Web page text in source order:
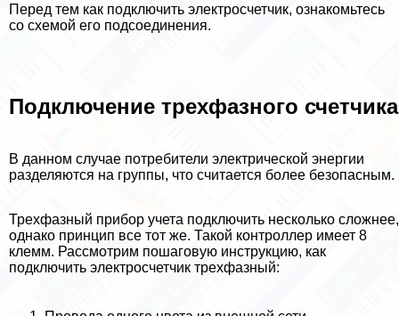
Перед тем как подключить электросчетчик, ознакомьтесь
со схемой его подсоединения.
Подключение трехфазного счетчика
В данном случае потребители электрической энергии
разделяются на группы, что считается более безопасным.
Трехфазный прибор учета подключить несколько сложнее,
однако принцип все тот же. Такой контроллер имеет 8
клемм. Рассмотрим пошаговую инструкцию, как
подключить электросчетчик трехфазный: